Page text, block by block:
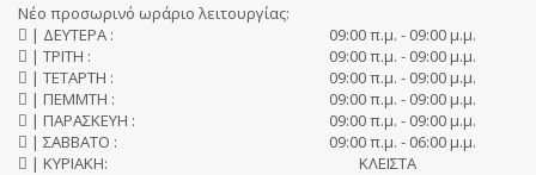
Νέο προσωρινό ωράριο λειτουργίας:
| ΔΕΥΤΕΡΑ :
09:00 π.μ. - 09:00 μ.μ.
| ΤΡΙΤΗ :
09:00 π.μ. - 09:00 μ.μ.
| ΤΕΤΑΡΤΗ :
09:00 π.μ. - 09:00 μ.μ.
| ΠΕΜΜΤΗ :
09:00 π.μ. - 09:00 μ.μ.
| ΠΑΡΑΣΚΕΥΗ :
09:00 π.μ. - 09:00 μ.μ.
| ΣΑΒΒΑΤΟ :
09:00 π.μ. - 06:00 μ.μ.
| ΚΥΡΙΑΚΗ:
ΚΛΕΙΣΤΑ